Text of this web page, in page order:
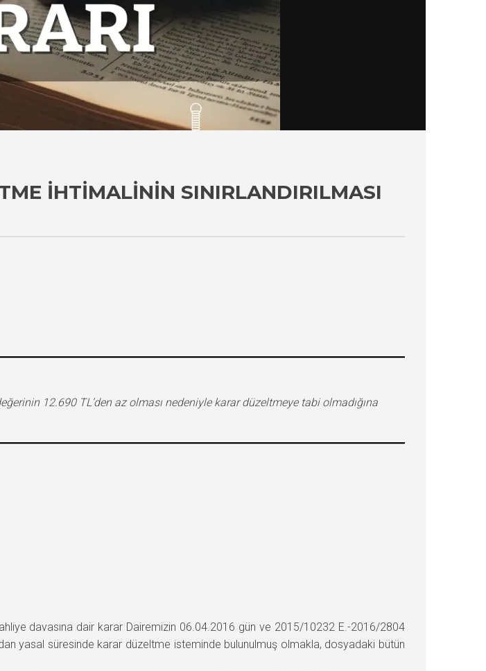
İHTIMALININ SINIRLANDIRILMASI
12.690 TL’den az olması nedeniyle karar düzeltmeye tabi olmadığına
davasına dair karar Dairemizin 06.04.2016 gün ve 2015/10232 E.-2016/2804
yasal süresinde karar düzeltme isteminde bulunulmuş olmakla, dosyadaki bütün